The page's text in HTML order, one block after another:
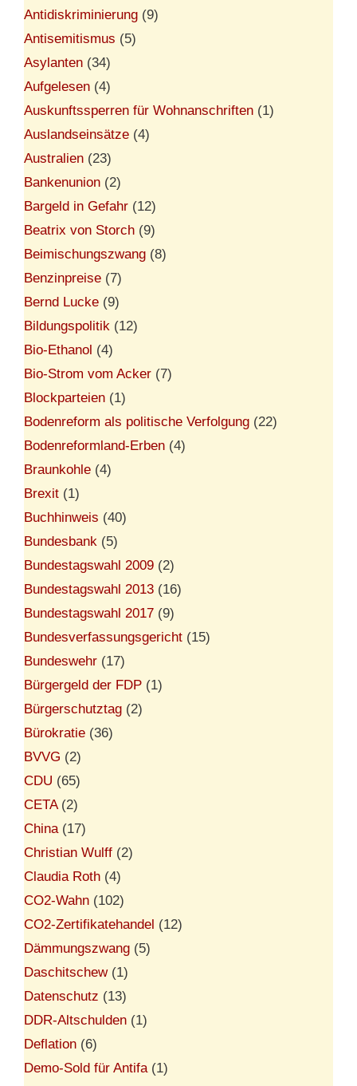
Antidiskriminierung (9)
Antisemitismus (5)
Asylanten (34)
Aufgelesen (4)
Auskunftssperren für Wohnanschriften (1)
Auslandseinsätze (4)
Australien (23)
Bankenunion (2)
Bargeld in Gefahr (12)
Beatrix von Storch (9)
Beimischungszwang (8)
Benzinpreise (7)
Bernd Lucke (9)
Bildungspolitik (12)
Bio-Ethanol (4)
Bio-Strom vom Acker (7)
Blockparteien (1)
Bodenreform als politische Verfolgung (22)
Bodenreformland-Erben (4)
Braunkohle (4)
Brexit (1)
Buchhinweis (40)
Bundesbank (5)
Bundestagswahl 2009 (2)
Bundestagswahl 2013 (16)
Bundestagswahl 2017 (9)
Bundesverfassungsgericht (15)
Bundeswehr (17)
Bürgergeld der FDP (1)
Bürgerschutztag (2)
Bürokratie (36)
BVVG (2)
CDU (65)
CETA(2)
China(17)
Christian Wulff (2)
Claudia Roth (4)
CO2-Wahn (102)
CO2-Zertifikatehandel (12)
Dämmungszwang (5)
Daschitschew(1)
Datenschutz (13)
DDR-Altschulden (1)
Deflation (6)
Demo-Sold für Antifa(1)